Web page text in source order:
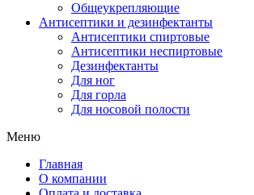
Общеукрепляющие
Антисептики и дезинфектанты
Антисептики спиртовые
Антисептики неспиртовые
Дезинфектанты
Для ног
Для горла
Для носовой полости
Меню
Главная
О компании